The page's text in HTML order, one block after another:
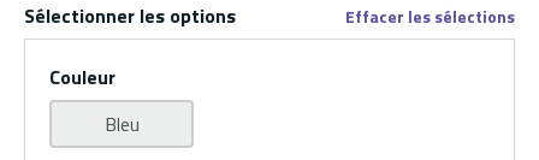
Sélectionner les options Effacer les sélections
Couleur
Bleu